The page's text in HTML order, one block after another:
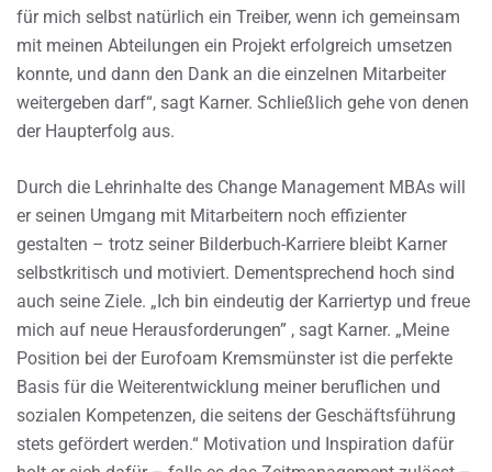
für mich selbst natürlich ein Treiber, wenn ich gemeinsam
mit meinen Abteilungen ein Projekt erfolgreich umsetzen
konnte, und dann den Dank an die einzelnen Mitarbeiter
weitergeben darf“, sagt Karner. Schließlich gehe von denen
der Haupterfolg aus.
Durch die Lehrinhalte des Change Management MBAs will
er seinen Umgang mit Mitarbeitern noch effizienter
gestalten – trotz seiner Bilderbuch-Karriere bleibt Karner
selbstkritisch und motiviert. Dementsprechend hoch sind
auch seine Ziele. „Ich bin eindeutig der Karriertyp und freue
mich auf neue Herausforderungen” , sagt Karner. „Meine
Position bei der Eurofoam Kremsmünster ist die perfekte
Basis für die Weiterentwicklung meiner beruflichen und
sozialen Kompetenzen, die seitens der Geschäftsführung
stets gefördert werden.“ Motivation und Inspiration dafür